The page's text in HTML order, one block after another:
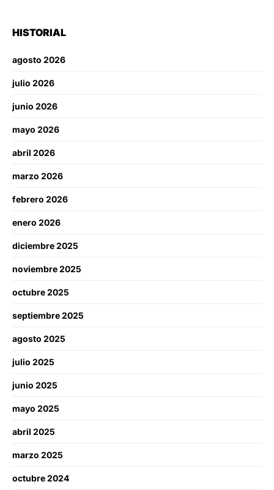
HISTORIAL
agosto 2026
julio 2026
junio 2026
mayo 2026
abril 2026
marzo 2026
febrero 2026
enero 2026
diciembre 2025
noviembre 2025
octubre 2025
septiembre 2025
agosto 2025
julio 2025
junio 2025
mayo 2025
abril 2025
marzo 2025
octubre 2024